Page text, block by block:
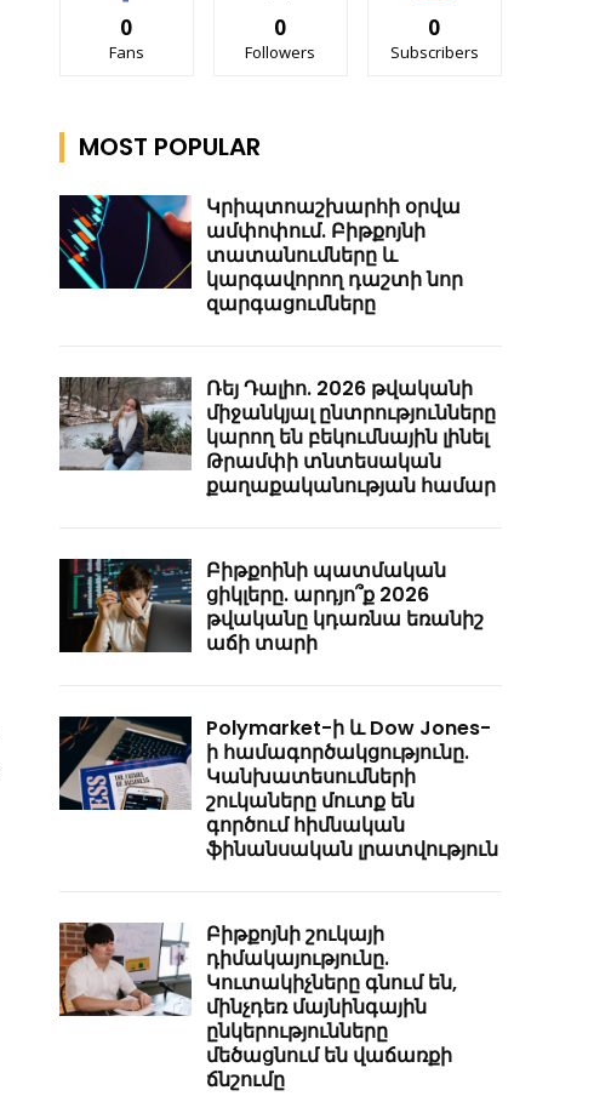
0
Fans
0
Followers
0
Subscribers
MOST POPULAR
Կրիպտոաշխարհի օրվա
ամփոփում. Բիթքոյնի
տատանումները և
կարգավորող դաշտի նոր
զարգացումները
Ռեյ Դալիո. 2026 թվականի
միջանկյալ ընտրությունները
կարող են բեկումնային լինել
Թրամփի տնտեսական
քաղաքականության համար
Բիթքոինի պատմական
ցիկլերը. արդյո՞ք 2026
թվականը կդառնա եռանիշ
աճի տարի
Polymarket-ի և Dow Jones-
ի համագործակցությունը.
Կանխատեսումների
շուկաները մուտք են
գործում հիմնական
ֆինանսական լրատվություն
Բիթքոյնի շուկայի
դիմակայությունը.
Կուտակիչները գնում են,
մինչդեռ մայնինգային
ընկերությունները
մեծացնում են վաճառքի
ճնշումը